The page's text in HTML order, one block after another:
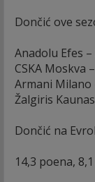
Dončić ove
Anadolu Efes
CSKA Moskva
Armani Milano
Žalgiris
Dončić na
14,3 poena,